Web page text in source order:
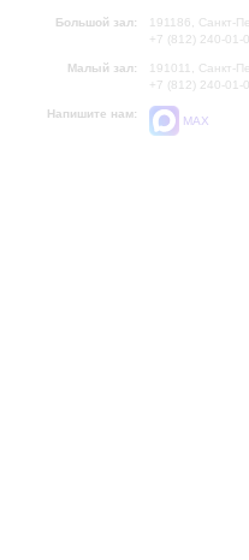
Большой зал:
191186, Санкт-
+7 (812) 240-01-
Малый зал:
191011, Санкт-
+7 (812) 240-01-
Напишите нам:
MAX